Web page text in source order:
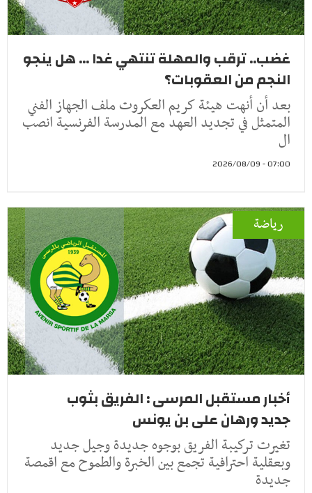
غضب.. ترقب والمهلة تنتهي غدا ... هل ينجو
النجم من العقوبات؟
بعد أن أنهت هيئة كريم العكروت ملف الجهاز الفني
المتمثل في تجديد العهد مع المدرسة الفرنسية انصب
ال
07:00 - 2026/08/09
رياضة
أخبار مستقبل المرسى : الفريق بثوب
جديد ورهان على بن يونس
تغيرت تركيبة الفريق بوجوه جديدة وجيل جديد
وبعقلية احترافية تجمع بين الخبرة والطموح مع اقمصة
جديدة